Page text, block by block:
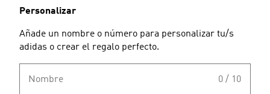
Personalizar
Añade un nombre o número para personalizar tu/s
adidas o crear el regalo perfecto.
Nombre 0 / 10